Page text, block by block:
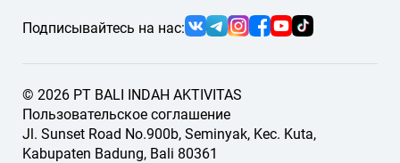
Подписывайтесь на нас:
© 2026 PT BALI INDAH AKTIVITAS
Пользовательское соглашение
Jl. Sunset Road No.900b, Seminyak, Kec. Kuta,
Kabupaten Badung, Bali 80361